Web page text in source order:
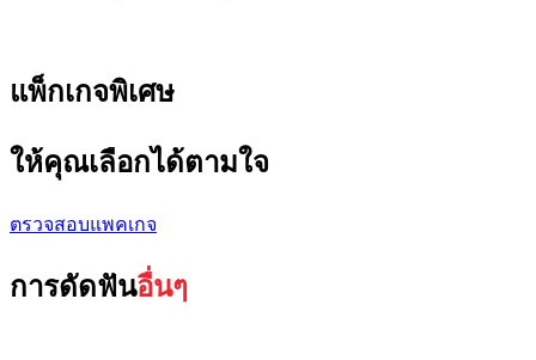
แพ็กเกจพิเศษ
ให้คุณเลือกได้ตามใจ
ตรวจสอบแพคเกจ
การดัดฟันอื่นๆ